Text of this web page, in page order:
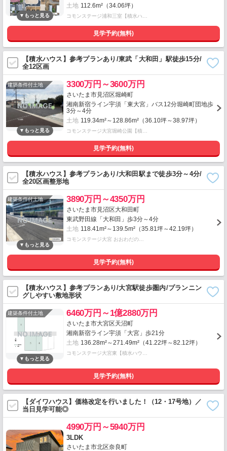
土地 112.6m²（34.06坪）
コモンステージ浦和三室【積水ハ…
見学予約(無料)
【積水ハウス】参考プランあり/東武「大和田」駅徒歩15分/
全12区画
建築条件付土地 3300万円～3600万円
さいたま市見沼区堀崎町
湘南新宿ライン宇須「東大宮」バス12分堀崎町団地歩
3分～4分
土地 119.34m²～128.86m²（36.10坪～38.97坪）
コモンステージ大宮堀崎公園【積…
見学予約(無料)
【積水ハウス】参考プランあり/大和田駅まで徒歩3分～4分/
全20区画整形地
建築条件付土地 3890万円～4350万円
さいたま市見沼区大和田町
東武野田線「大和田」歩3分～4分
土地 118.41m²～139.5m²（35.81坪～42.19坪）
コモンステージ大宮 おおわだの…
見学予約(無料)
【積水ハウス】参考プランあり/大宮駅徒歩圏内/プランニン
グしやすい敷地形状
建築条件付土地 6460万円～1億2880万円
さいたま市大宮区天沼町
湘南新宿ライン宇須「大宮」歩21分
土地 136.28m²～271.49m²（41.22坪～82.12坪）
コモンステージ大宮東【積水ハウ…
見学予約(無料)
【ダイワハウス】価格改定を行いました！（12・17号地）／
当日見学可能◎
4990万円～5940万円
3LDK
さいたま市北区奈良町